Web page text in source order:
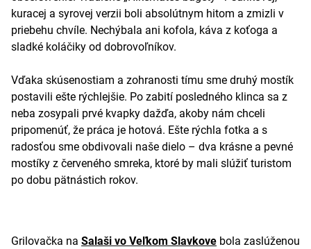
kuracej a syrovej verzii boli absolútnym hitom a zmizli v
priebehu chvíle. Nechýbala ani kofola, káva z koťoga a
sladké koláčiky od dobrovoľníkov.
Vďaka skúsenostiam a zohranosti tímu sme druhý mostík
postavili ešte rýchlejšie. Po zabití posledného klinca sa z
neba zosypali prvé kvapky dažďa, akoby nám chceli
pripomenúť, že práca je hotová. Ešte rýchla fotka a s
radosťou sme obdivovali naše dielo – dva krásne a pevné
mostíky z červeného smreka, ktoré by mali slúžiť turistom
po dobu pätnástich rokov.
Grilovačka na Salaši vo Veľkom Slavkove bola zaslúženou